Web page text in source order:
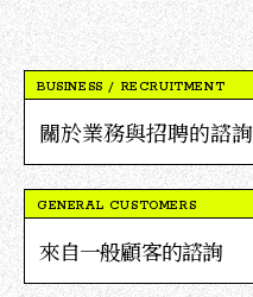
BUSINESS / RECRUITMENT
關於業務與招聘的諮詢
關於我們的業務與項目
GENERAL CUSTOMERS
來自一般顧客的諮詢